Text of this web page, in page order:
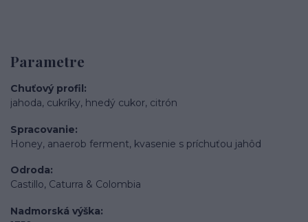
Parametre
Chuťový profil
jahoda, cukríky, hnedý cukor, citrón
Spracovanie
Honey, anaerob ferment, kvasenie s príchuťou jahôd
Odroda
Castillo, Caturra & Colombia
Nadmorská výška